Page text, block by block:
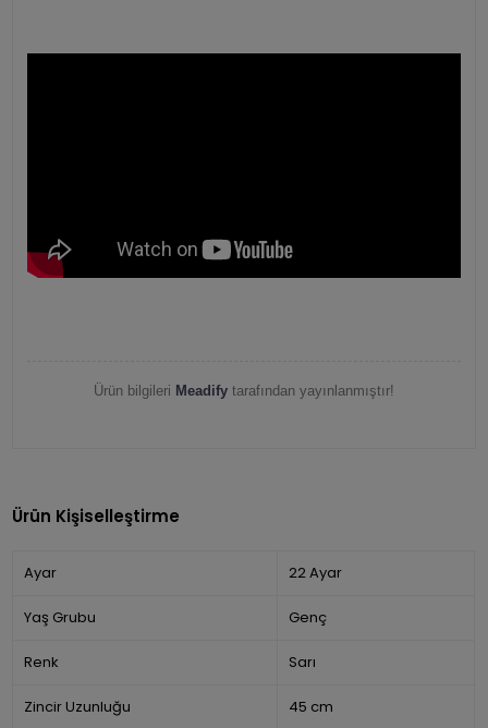
Ürün bilgileri Meadify tarafından yayınlanmıştır!
Ürün Kişiselleştirme
Ayar 22 Ayar
Yaş Grubu Genç
Renk Sarı
Zincir Uzunluğu 45 cm